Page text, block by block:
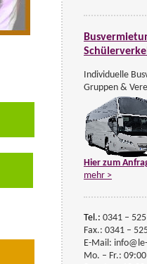
Busanmietung
S
Individuelle
Gruppen &
Hier zum
mehr >
Kontakt
Tel.: 0341 –
Fax.: 0341 –
E-Mail:
Mo. – Fr.: